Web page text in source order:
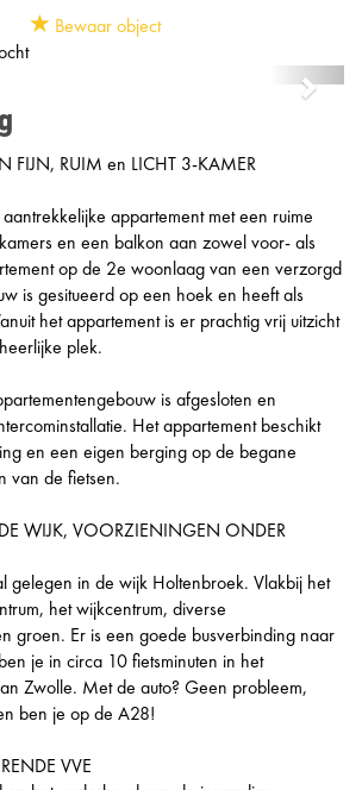
Bewaar object
Next
FIJN, RUIM en LICHT 3-KAMER
appartement met een ruime
en een balkon aan zowel voor- als
op de 2e woonlaag van een verzorgd
is gesitueerd op een hoek en heeft als
het appartement is er prachtig vrij uitzicht
plek.
is afgesloten en
Het appartement beschikt
en een eigen berging op de begane
van de fietsen.
WIJK, VOORZIENINGEN ONDER
gelegen in de wijk Holtenbroek. Vlakbij het
het wijkcentrum, diverse
groen. Er is een goede busverbinding naar
je in circa 10 fietsminuten in het
Zwolle. Met de auto? Geen probleem,
ben je op de A28!
VVE